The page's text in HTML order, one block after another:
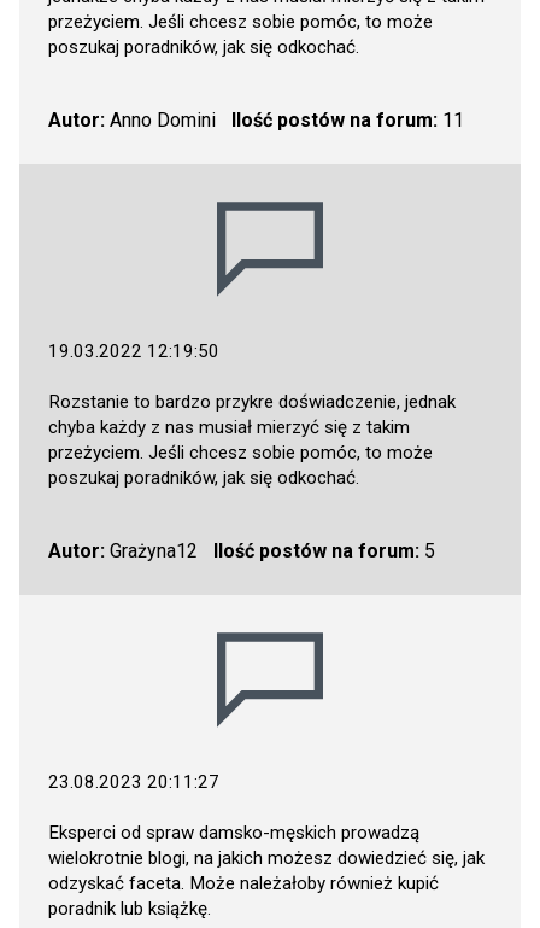
przeżyciem. Jeśli chcesz sobie pomóc, to może
poszukaj poradników, jak się odkochać.
Autor: Anno Domini Ilość postów na forum:11
19.03.2022 12:19:50
Rozstanie to bardzo przykre doświadczenie, jednak
chyba każdy z nas musiał mierzyć się z takim
przeżyciem. Jeśli chcesz sobie pomóc, to może
poszukaj poradników, jak się odkochać.
Autor: Grażyna12 Ilość postów na forum:5
23.08.2023 20:11:27
Eksperci od spraw damsko-męskich prowadzą
wielokrotnie blogi, na jakich możesz dowiedzieć się, jak
odzyskać faceta. Może należałoby również kupić
poradnik lub książkę.